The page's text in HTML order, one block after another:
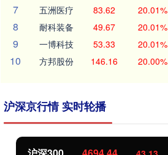
7 五洲医疗 83.62 20.01%
8 耐科装备 49.67 20.01%
9 一博科技 53.33 20.01%
10 方邦股份 146.16 20.00%
沪深京行情 实时轮播